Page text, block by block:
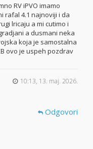
RV iPVO imamo
rafal 4.1 najnoviji i da
lricaju a mi cutimo i
a dusmani neka
koja je samostalna
ovo je uspeh pozdrav
10:13, 13. maj. 2026.
Odgovori